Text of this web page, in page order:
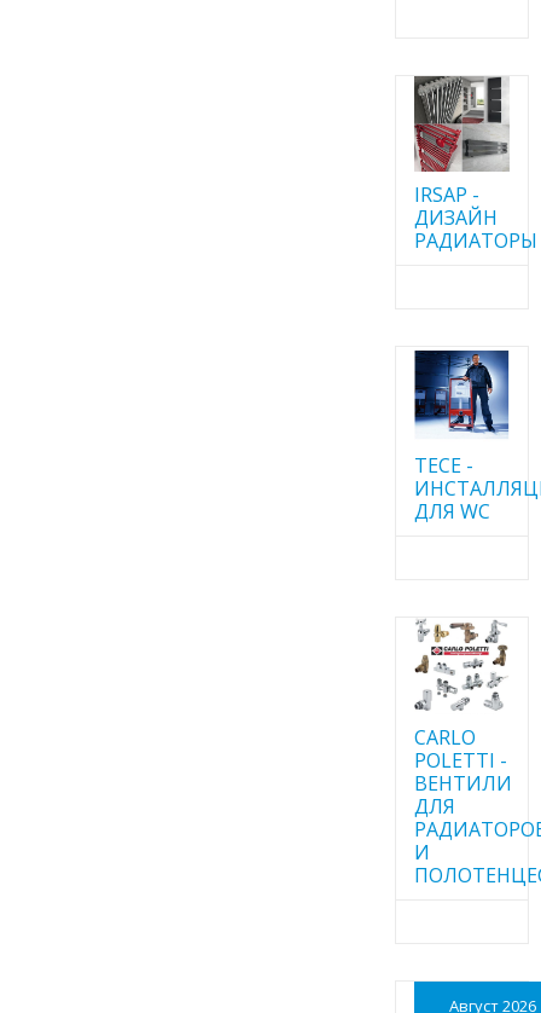
IRSAP -
ДИЗАЙН
РАДИАТОРЫ
TECE -
ДЛЯ WC
CARLO
POLETTI -
ВЕНТИЛИ
ДЛЯ
И
Август 2026